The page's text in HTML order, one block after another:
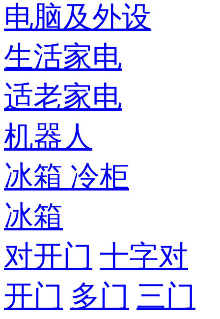
电脑及外设
生活家电
适老家电
机器人
冰箱 冷柜
冰箱
对开门 十字对
开门 多门 三门